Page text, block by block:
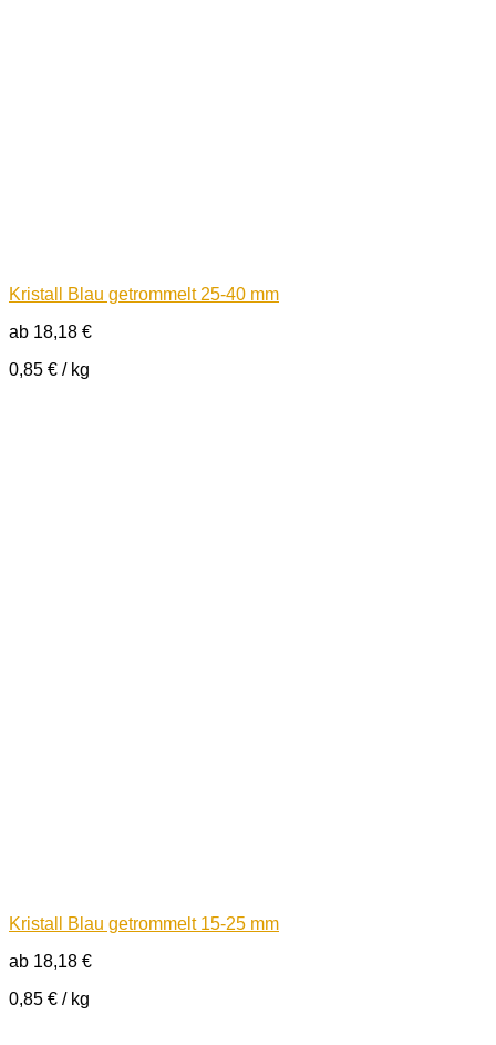
Kristall Blau getrommelt 25-40 mm
ab 18,18 €
0,85 € / kg
Kristall Blau getrommelt 15-25 mm
ab 18,18 €
0,85 € / kg